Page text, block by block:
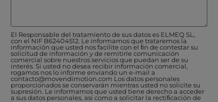
El Responsable del tratamiento de sus datos es ELMEQ SL,
con el NIF B62404512. Le informamos que trataremos la
información que usted nos facilite con el ﬁn de contestar su
solicitud de información y de remitirle comunicación
comercial sobre nuestros servicios que puedan ser de su
interés. Si usted no desea recibir información comercial,
rogamos nos lo informe enviando un e-mail a
contacto@movendimotion.com Los datos personales
proporcionados se conservarán mientras usted no solicite su
supresión. Le informamos que usted tiene derecho a acceder
a sus datos personales, así como a solicitar la rectiﬁcación de